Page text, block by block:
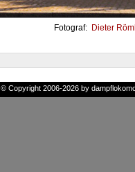
Fotograf: Dieter
© Copyright 2006-2026 by